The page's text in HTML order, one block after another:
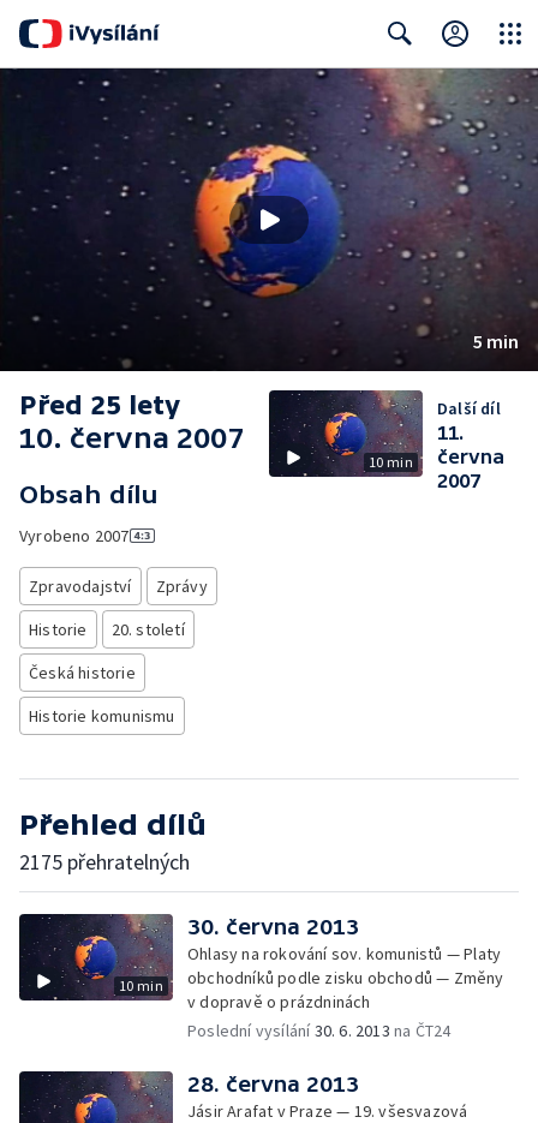
Search Close
5 min
Před 25 lety
10. června 2007
Obsah dílu
Vyrobeno 2007
Zpravodajství
Zprávy
Historie
20. století
Česká historie
Historie komunismu
10 min
Další díl
11.
června
2007
Přehled dílů
2175 přehratelných
10 min
30. června 2013
Ohlasy na rokování sov. komunistů — Platy
obchodníků podle zisku obchodů — Změny
v dopravě o prázdninách
Poslední vysílání30. 6. 2013 na ČT24
28. června 2013
Jásir Arafat v Praze — 19. všesvazová